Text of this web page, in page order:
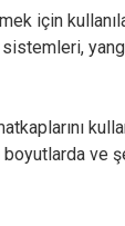
için
sistemleri,
ve